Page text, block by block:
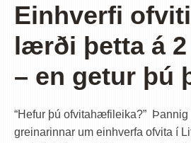
Einhverfi
lærði þetta á
– en getur þú
“Hefur þú ofvitahæfileika?” Þannig
greinarinnar um einhverfa ofvita í